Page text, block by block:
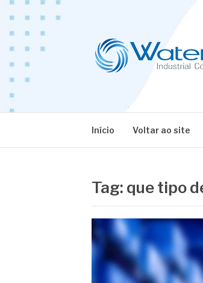
Pular
para
conteúdo
Início Voltar ao site
Tag: que tipo